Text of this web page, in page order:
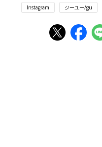
Instagram ジーユー/gu